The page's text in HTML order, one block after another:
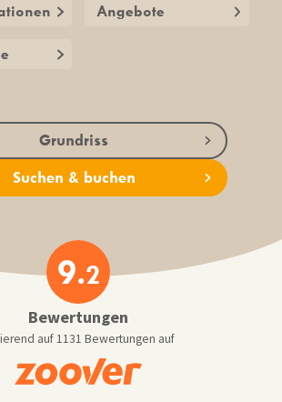
Angebote
Grundriss
Suchen & buchen
9.2
Bewertungen
auf 1131 Bewertungen auf